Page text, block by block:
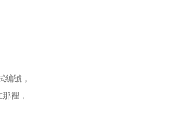
編號，
裡，